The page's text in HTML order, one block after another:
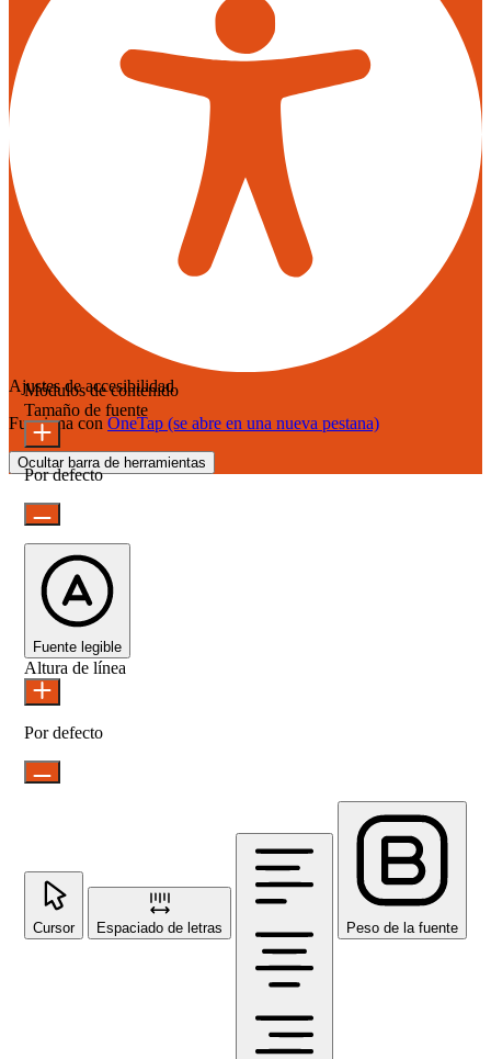
Ajustes de accesibilidad
Funciona con OneTap (se abre en una nueva pestana)
Ocultar barra de herramientas
Módulos de contenido
Tamaño de fuente
Por defecto
Fuente legible
Altura de línea
Por defecto
Cursor Espaciado de letras Peso de la fuente